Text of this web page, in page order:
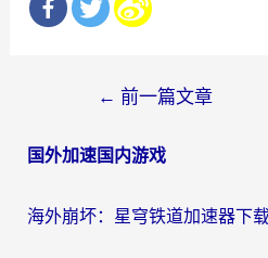
导
← 前一篇文章
国外加速国内游戏